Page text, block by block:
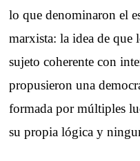
lo que denominaron el
marxista: la idea de que
sujeto coherente con
propusieron una
formada por múltiples
su propia lógica y